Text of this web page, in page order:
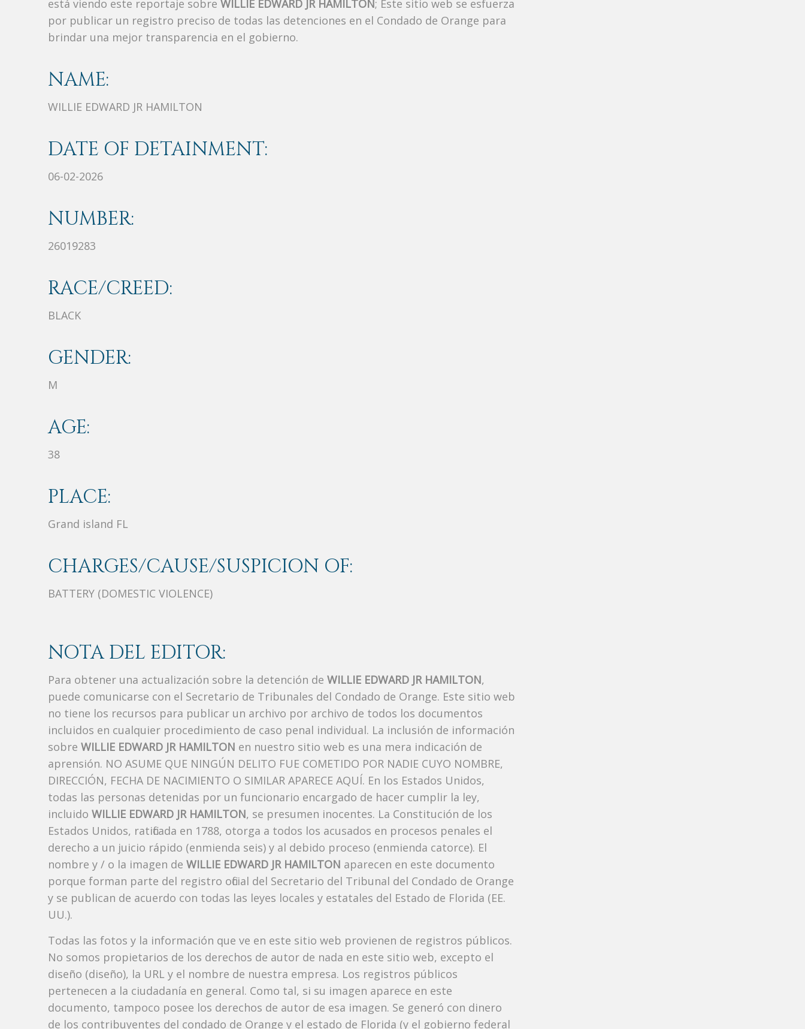
está viendo este reportaje sobre WILLIE EDWARD JR HAMILTON; Este sitio web se esfuerza
por publicar un registro preciso de todas las detenciones en el Condado de Orange para
brindar una mejor transparencia en el gobierno.
NAME:
WILLIE EDWARD JR HAMILTON
DATE OF DETAINMENT:
06-02-2026
NUMBER:
26019283
RACE/CREED:
BLACK
GENDER:
M
AGE:
38
PLACE:
Grand island FL
CHARGES/CAUSE/SUSPICION OF:
BATTERY (DOMESTIC VIOLENCE)
NOTA DEL EDITOR:
Para obtener una actualización sobre la detención de WILLIE EDWARD JR HAMILTON,
puede comunicarse con el Secretario de Tribunales del Condado de Orange. Este sitio web
no tiene los recursos para publicar un archivo por archivo de todos los documentos
incluidos en cualquier procedimiento de caso penal individual. La inclusión de información
sobre WILLIE EDWARD JR HAMILTON en nuestro sitio web es una mera indicación de
aprensión. NO ASUME QUE NINGÚN DELITO FUE COMETIDO POR NADIE CUYO NOMBRE,
DIRECCIÓN, FECHA DE NACIMIENTO O SIMILAR APARECE AQUÍ. En los Estados Unidos,
todas las personas detenidas por un funcionario encargado de hacer cumplir la ley,
incluido WILLIE EDWARD JR HAMILTON, se presumen inocentes. La Constitución de los
Estados Unidos, ratificada en 1788, otorga a todos los acusados ​​en procesos penales el
derecho a un juicio rápido (enmienda seis) y al debido proceso (enmienda catorce). El
nombre y / o la imagen de WILLIE EDWARD JR HAMILTON aparecen en este documento
porque forman parte del registro oficial del Secretario del Tribunal del Condado de Orange
y se publican de acuerdo con todas las leyes locales y estatales del Estado de Florida (EE.
UU.).
Todas las fotos y la información que ve en este sitio web provienen de registros públicos.
No somos propietarios de los derechos de autor de nada en este sitio web, excepto el
diseño (diseño), la URL y el nombre de nuestra empresa. Los registros públicos
pertenecen a la ciudadanía en general. Como tal, si su imagen aparece en este
documento, tampoco posee los derechos de autor de esa imagen. Se generó con dinero
de los contribuyentes del condado de Orange y el estado de Florida (y el gobierno federal